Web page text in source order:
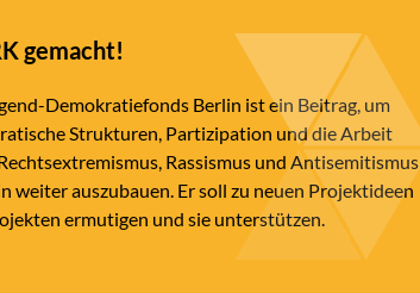
gemacht!
Demokratiefonds Berlin ist ein Beitrag, um
Strukturen, Partizipation und die Arbeit
Rassismus und Antisemitismus
weiter auszubauen. Er soll zu neuen Projektideen
ermutigen und sie unterstützen.